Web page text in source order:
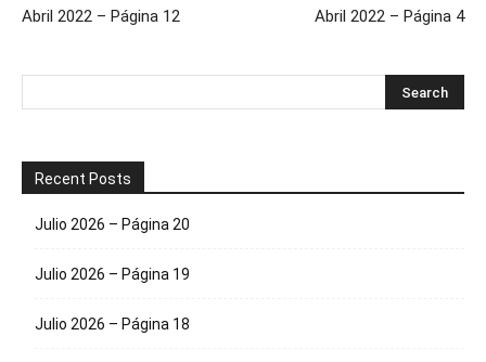
Abril 2022 – Página 12 Abril 2022 – Página 4
Recent Posts
Julio 2026 – Página 20
Julio 2026 – Página 19
Julio 2026 – Página 18